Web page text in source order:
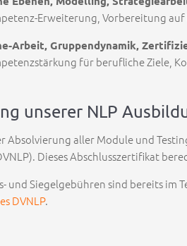
Erweiterung, Vorbereitung
Arbeit, Gruppendynamik,
für berufliche Ziele,
unserer NLP
Absolvierung aller Module und
Dieses Abschlusszertifikat
und Siegelgebühren sind bereits im
DVNLP.